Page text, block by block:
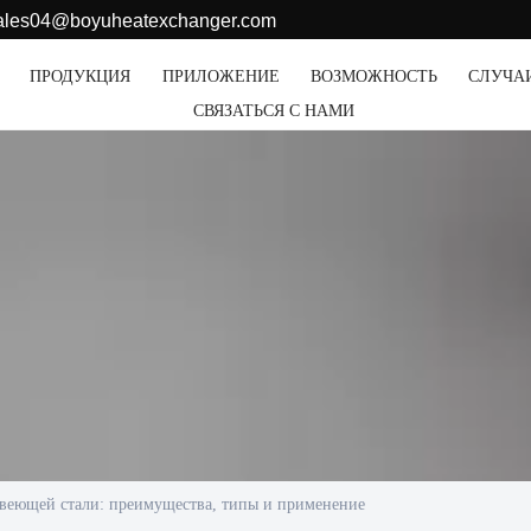
ПРОДУКЦИЯ ПРИЛОЖЕНИЕ ВОЗМОЖНОСТЬ
СВЯЗАТЬСЯ С НАМИ
стали: преимущества, типы и применение